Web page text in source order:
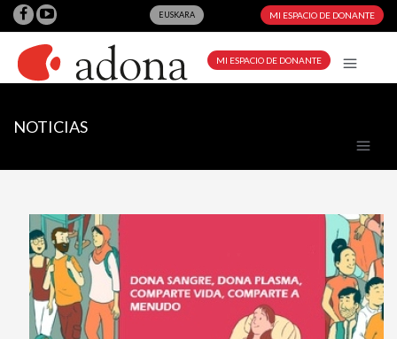
EUSKARA MI ESPACIO DE DONANTE
MI ESPACIO DE DONANTE
NOTICIAS